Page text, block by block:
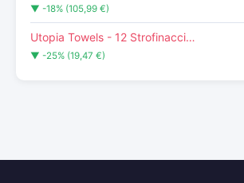
▼ -18% (105,99 €)
Utopia Towels - 12 Strofinacci…
▼ -25% (19,47 €)